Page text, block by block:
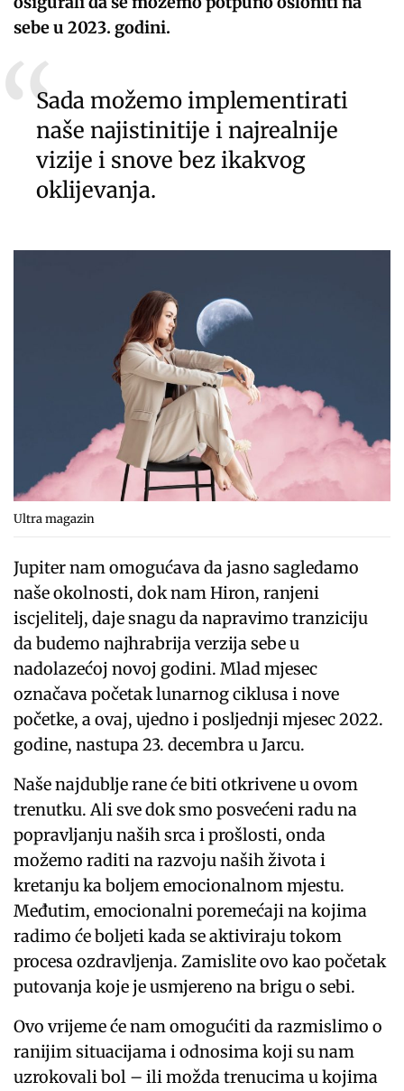
sebe u 2023. godini.
Sada možemo implementirati
naše najistinitije i najrealnije
vizije i snove bez ikakvog
oklijevanja.
Ultra magazin
Jupiter nam omogućava da jasno sagledamo
naše okolnosti, dok nam Hiron, ranjeni
iscjelitelj, daje snagu da napravimo tranziciju
da budemo najhrabrija verzija sebe u
nadolazećoj novoj godini. Mlad mjesec
označava početak lunarnog ciklusa i nove
početke, a ovaj, ujedno i posljednji mjesec 2022.
godine, nastupa 23. decembra u Jarcu.
Naše najdublje rane će biti otkrivene u ovom
trenutku. Ali sve dok smo posvećeni radu na
popravljanju naših srca i prošlosti, onda
možemo raditi na razvoju naših života i
kretanju ka boljem emocionalnom mjestu.
Međutim, emocionalni poremećaji na kojima
radimo će boljeti kada se aktiviraju tokom
procesa ozdravljenja. Zamislite ovo kao početak
putovanja koje je usmjereno na brigu o sebi.
Ovo vrijeme će nam omogućiti da razmislimo o
ranijim situacijama i odnosima koji su nam
uzrokovali bol – ili možda trenucima u kojima